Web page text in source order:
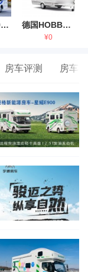
拓锐斯特2021款 福特T型锐典版房车 德国HOBBY拖挂房车豪华版
¥0
房车评测 房车